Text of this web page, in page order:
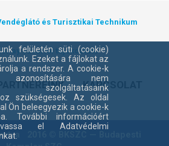
PARTNEREINK KAPCSOLAT
2016 ©
felületén süti (cookie)
Ezeket a fájlokat az
a rendszer. A cookie-k
azonosítására nem
szolgáltatásaink
szükségesek. Az oldal
Ön beleegyezik a cookie-k
További információért
el Adatvédelmi